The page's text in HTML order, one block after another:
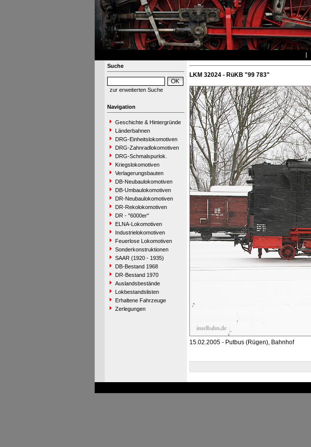
Suche
zur erweiterten Suche
Navigation
Geschichte & Hintergründe
Länderbahnen
DRG-Einheitslokomotiven
DRG-Zahnradlokomotiven
DRG-Schmalspurlok.
Kriegslokomotiven
Verlagerungsbauten
DB-Neubaulokomotiven
DB-Umbaulokomotiven
DR-Neubaulokomotiven
DR-Rekolokomotiven
DR - "6000er"
ELNA-Lokomotiven
Industrielokomotiven
Feuerlose Lokomotiven
Sonderkonstruktionen
SAAR (1920 - 1935)
DB-Bestand 1968
DR-Bestand 1970
Auslandsbestände
Lokbestandslisten
Erhaltene Fahrzeuge
Zerlegungen
LKM 32024 - RüKB "99 783"
15.02.2005 - Putbus (Rügen), Bahnhof